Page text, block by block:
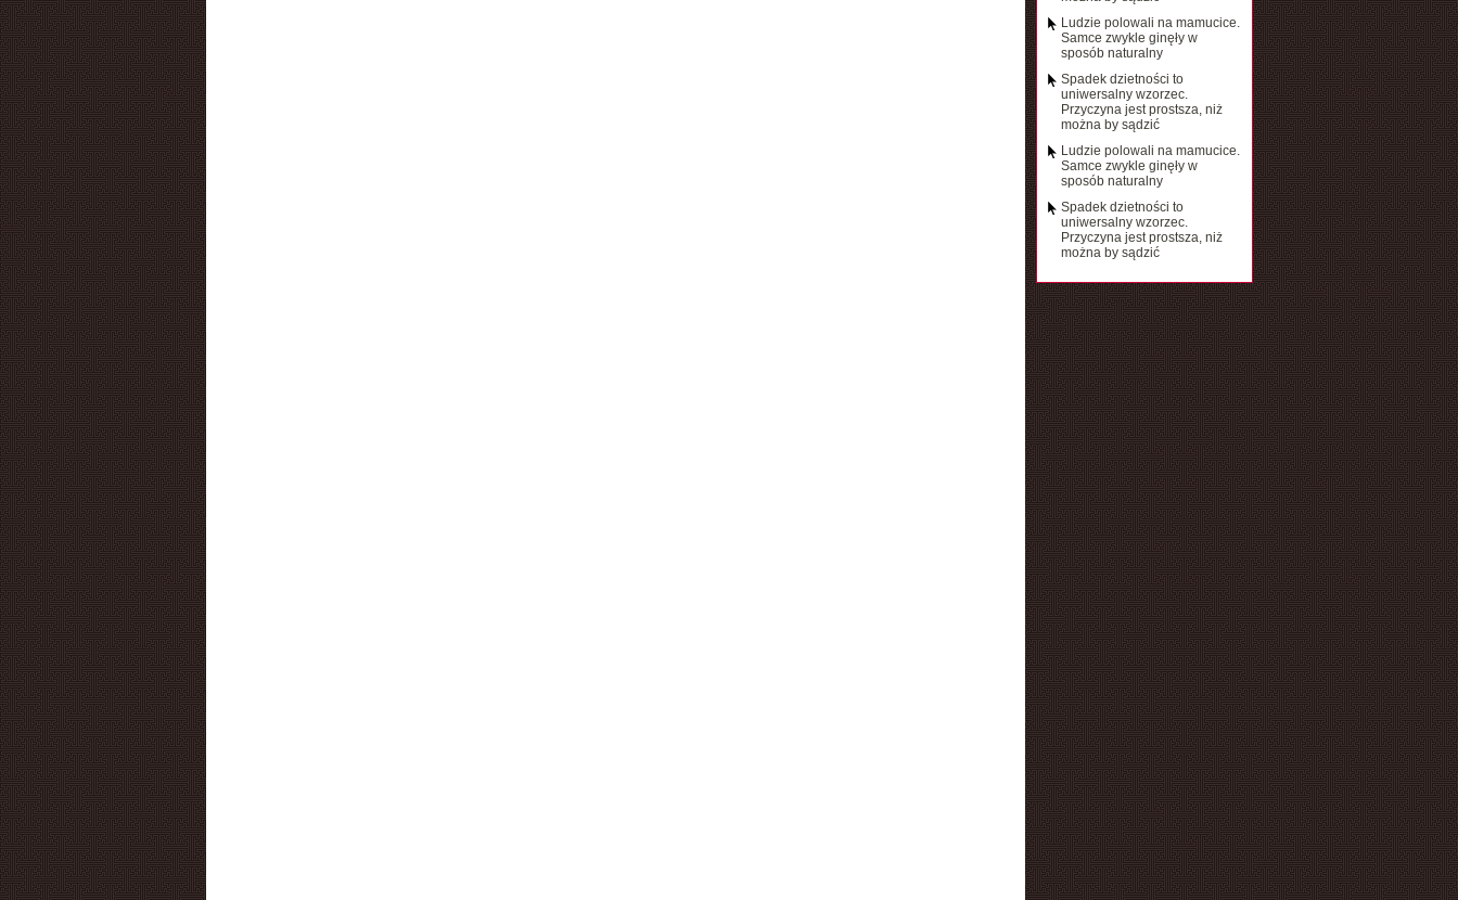
Ludzie polowali na mamucice.
Samce zwykle ginęły w
sposób naturalny
Spadek dzietności to
uniwersalny wzorzec.
Przyczyna jest prostsza, niż
można by sądzić
Ludzie polowali na mamucice.
Samce zwykle ginęły w
sposób naturalny
Spadek dzietności to
uniwersalny wzorzec.
Przyczyna jest prostsza, niż
można by sądzić